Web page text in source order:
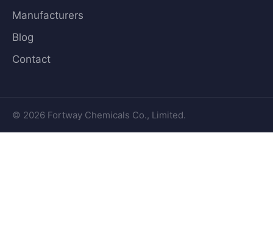
Manufacturers
Blog
Contact
© 2026 Fortway Chemicals Co., Limited.